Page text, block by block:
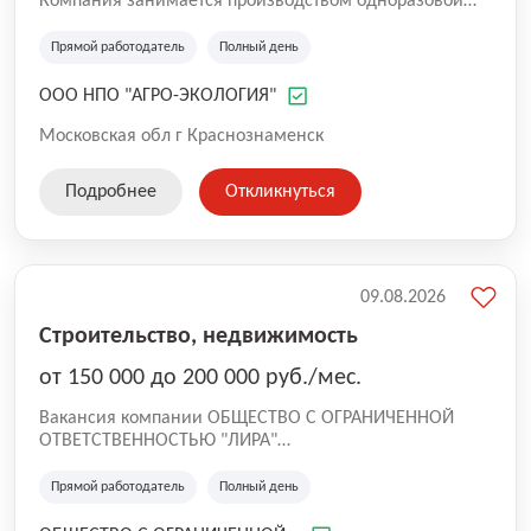
яичные лотки, лотки "Доширак", ланч-боксы, работает
пропуск в Краснознаменск не требуется.
Прямой работодатель Полный день
ООО НПО "АГРО-ЭКОЛОГИЯ"
Московская обл г Краснознаменск
Подробнее Откликнуться
Строительство, недвижимость
от 150 000 до 200 000 руб./мес.
Вакансия компании ОБЩЕСТВО С ОГРАНИЧЕННОЙ
ОТВЕТСТВЕННОСТЬЮ "ЛИРА"
специализирующаяся на реализации ремонтов
Прямой работодатель Полный день
09.08.2026